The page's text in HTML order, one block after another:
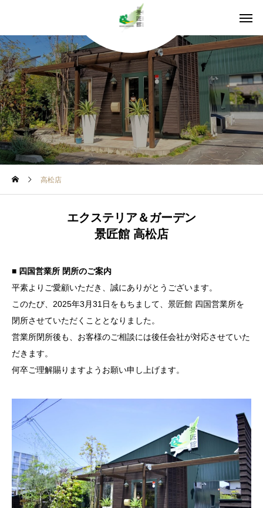
高松店
エクステリア＆ガーデン
景匠館 高松店
■ 四国営業所 閉所のご案内
平素よりご愛顧いただき、誠にありがとうございます。
このたび、2025年3月31日をもちまして、景匠館 四国営業所を
閉所させていただくこととなりました。
営業所閉所後も、お客様のご相談には後任会社が対応させていた
だきます。
何卒ご理解賜りますようお願い申し上げます。